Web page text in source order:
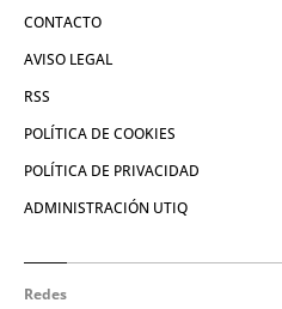
CONTACTO
AVISO LEGAL
RSS
POLÍTICA DE COOKIES
POLÍTICA DE PRIVACIDAD
ADMINISTRACIÓN UTIQ
Redes